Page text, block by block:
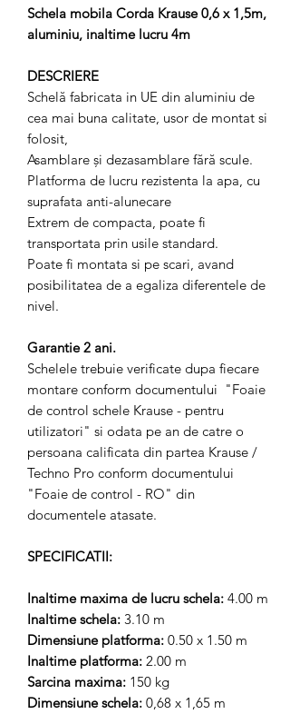
Schela mobila Corda Krause 0,6 x 1,5m,
aluminiu, inaltime lucru 4m
DESCRIERE
Schelă fabricata in UE din aluminiu de
cea mai buna calitate, usor de montat si
folosit,
Asamblare și dezasamblare fără scule.
Platforma de lucru rezistenta la apa, cu
suprafata anti-alunecare
Extrem de compacta, poate fi
transportata prin usile standard.
Poate fi montata si pe scari, avand
posibilitatea de a egaliza diferentele de
nivel.
Garantie 2 ani.
Schelele trebuie verificate dupa fiecare
montare conform documentului "Foaie
de control schele Krause - pentru
utilizatori" si odata pe an de catre o
persoana calificata din partea Krause /
Techno Pro conform documentului
"Foaie de control - RO" din
documentele atasate.
SPECIFICATII:
Inaltime maxima de lucru schela: 4.00 m
Inaltime schela: 3.10 m
Dimensiune platforma: 0.50 x 1.50 m
Inaltime platforma: 2.00 m
Sarcina maxima: 150 kg
Dimensiune schela: 0,68 x 1,65 m